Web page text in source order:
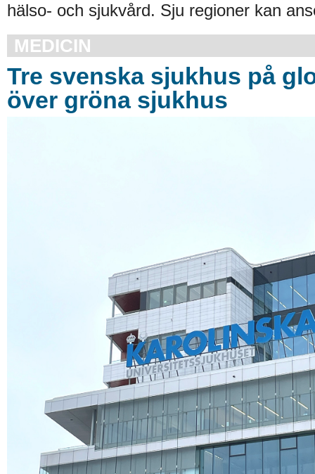
hälso- och sjukvård. Sju regioner kan
MEDICIN
Tre svenska sjukhus på
över gröna sjukhus